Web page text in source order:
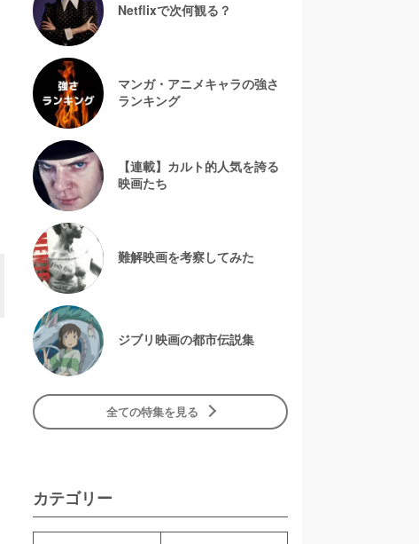
Netflixで次何観る？
マンガ・アニメキャラの強さ
ランキング
【連載】カルト的人気を誇る
映画たち
難解映画を考察してみた
ジブリ映画の都市伝説集
全ての特集を見る
カテゴリー